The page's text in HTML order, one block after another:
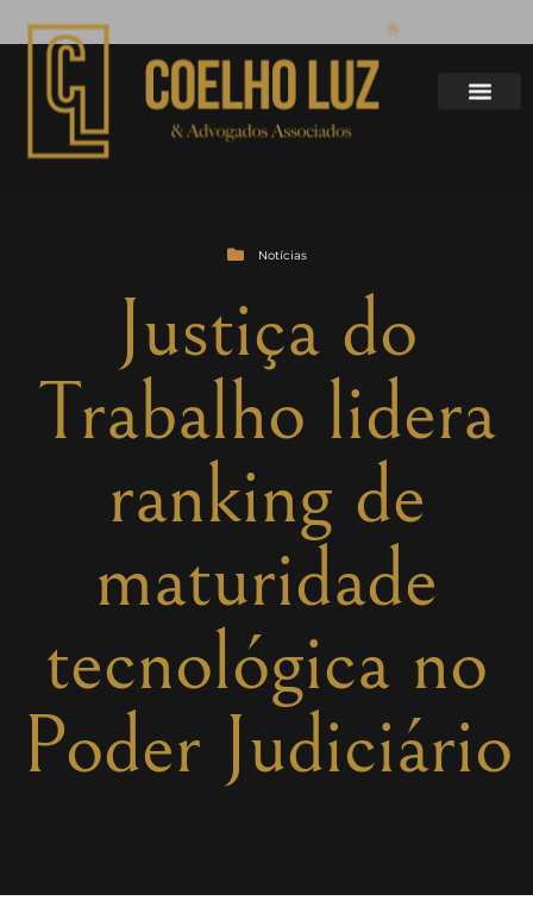
Notícias
Justiça do
Trabalho lidera
ranking de
maturidade
tecnológica no
Poder Judiciário